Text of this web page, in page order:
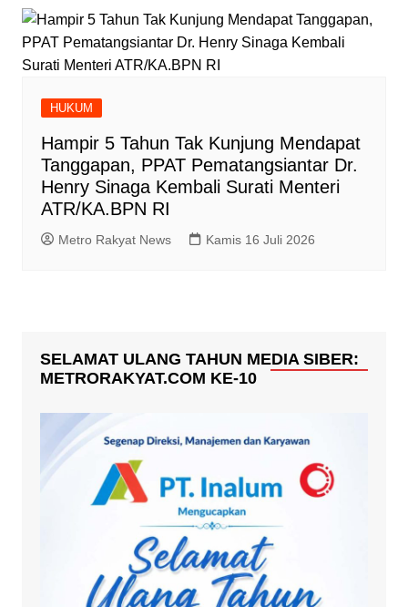
HUKUM
Hampir 5 Tahun Tak Kunjung Mendapat
Tanggapan, PPAT Pematangsiantar Dr.
Henry Sinaga Kembali Surati Menteri
ATR/KA.BPN RI
Metro Rakyat News Kamis 16 Juli 2026
SELAMAT ULANG TAHUN MEDIA SIBER:
METRORAKYAT.COM KE-10